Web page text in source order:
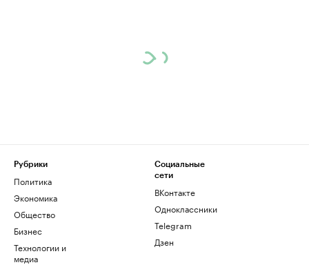
Рубрики
Политика
Экономика
Общество
Бизнес
Технологии и
медиа
Социальные
сети
ВКонтакте
Одноклассники
Telegram
Дзен